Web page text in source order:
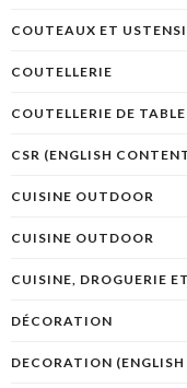
COUTEAUX ET
COUTELLERIE
COUTELLERIE DE TABLE
CSR (ENGLISH
CUISINE OUTDOOR
CUISINE OUTDOOR
CUISINE, DROGUERIE
DÉCORATION
DECORATION